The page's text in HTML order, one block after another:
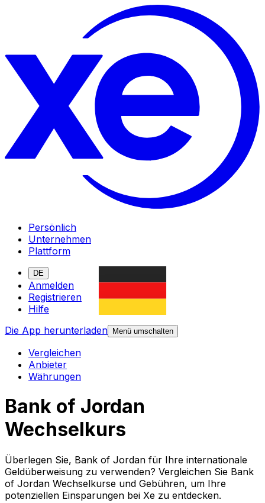
Persönlich
Unternehmen
Plattform
DE
Anmelden
Registrieren
Hilfe
Die App herunterladen
Menü umschalten
Vergleichen
Anbieter
Währungen
Bank of Jordan
Wechselkurs
Überlegen Sie, Bank of Jordan für Ihre internationale
Geldüberweisung zu verwenden? Vergleichen Sie Bank
of Jordan Wechselkurse und Gebühren, um Ihre
potenziellen Einsparungen bei Xe zu entdecken.